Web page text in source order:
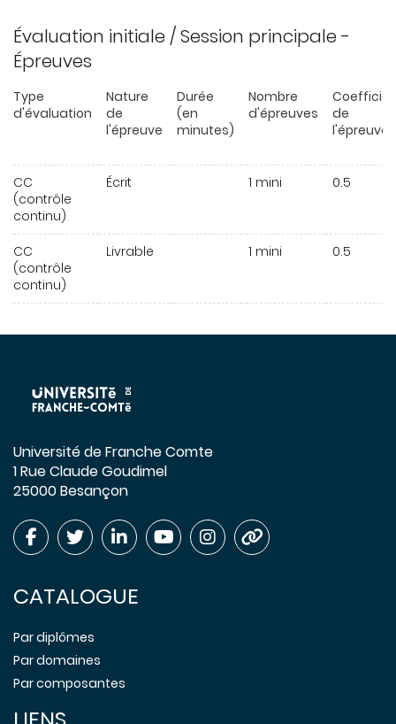
Évaluation initiale / Session principale -
Épreuves
Type
d'évaluation
Nature
de
l'épreuve
Durée
(en
minutes)
Nombre
d'épreuves
de
l'épreuve
CC
(contrôle
continu)
Écrit 1 mini 0.5
CC
(contrôle
continu)
Livrable 1 mini 0.5
Université de Franche Comte
1 Rue Claude Goudimel
25000 Besançon
CATALOGUE
Par diplômes
Par domaines
Par composantes